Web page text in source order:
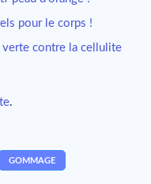
pour le corps !
verte contre la cellulite
.
GOMMAGE